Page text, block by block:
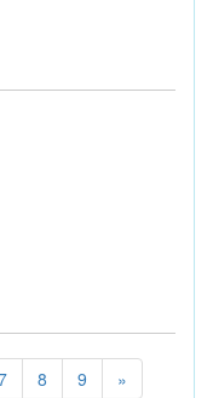
8 9 »